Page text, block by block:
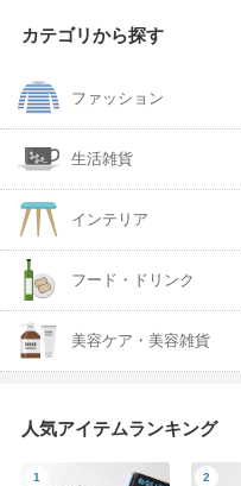
カテゴリから探す
ファッション
生活雑貨
インテリア
フード・ドリンク
美容ケア・美容雑貨
人気アイテムランキング